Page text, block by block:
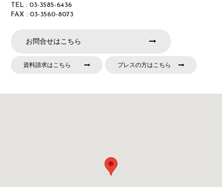
TEL : 03-3585-6436
FAX : 03-3560-8073
お問合せはこちら
資料請求はこちら プレスの方はこちら